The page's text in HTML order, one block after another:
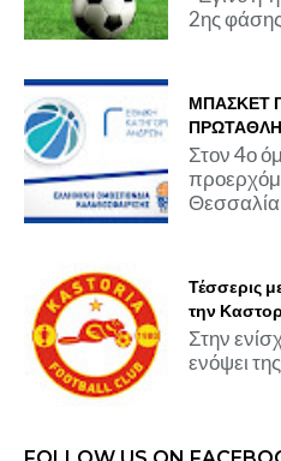
2ης
ΜΠΑΣΚΕΤ
Στον 4ο
Θεσσαλία
Τέσσερις
την
Στην
ενόψει